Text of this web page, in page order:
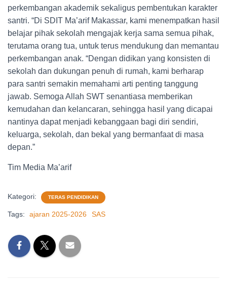
perkembangan akademik sekaligus pembentukan karakter
santri. “Di SDIT Ma’arif Makassar, kami menempatkan hasil
belajar pihak sekolah mengajak kerja sama semua pihak,
terutama orang tua, untuk terus mendukung dan memantau
perkembangan anak. “Dengan didikan yang konsisten di
sekolah dan dukungan penuh di rumah, kami berharap
para santri semakin memahami arti penting tanggung
jawab. Semoga Allah SWT senantiasa memberikan
kemudahan dan kelancaran, sehingga hasil yang dicapai
nantinya dapat menjadi kebanggaan bagi diri sendiri,
keluarga, sekolah, dan bekal yang bermanfaat di masa
depan.”
Tim Media Ma’arif
Kategori: TERAS PENDIDIKAN
Tags: ajaran 2025-2026 SAS